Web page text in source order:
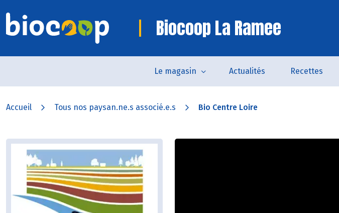
Biocoop La Ramee
Le magasin Actualités Recettes
Accueil Tous nos paysan.ne.s associé.e.s Bio Centre Loire